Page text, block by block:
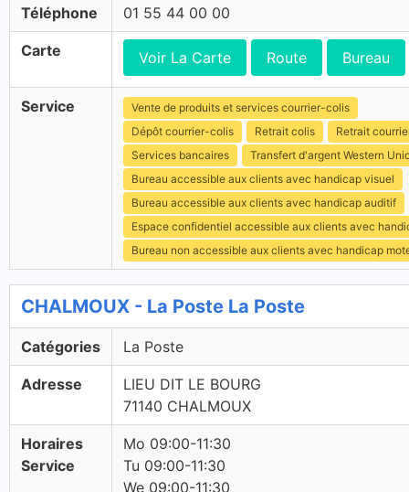
Téléphone 01 55 44 00 00
Carte Voir La Carte Route Bureau
Service
Vente de produits et services courrier-colis
Dépôt courrier-colis
Retrait colis
Retrait
Services bancaires
Transfert d'argent Western
Bureau accessible aux clients avec handicap visuel
Bureau accessible aux clients avec handicap auditif
Espace confidentiel accessible aux clients avec
Bureau non accessible aux clients avec handicap
CHALMOUX - La Poste La Poste
Catégories La Poste
Adresse
LIEU DIT LE BOURG
71140 CHALMOUX
Horaires
Service
Mo 09:00-11:30
Tu 09:00-11:30
We 09:00-11:30